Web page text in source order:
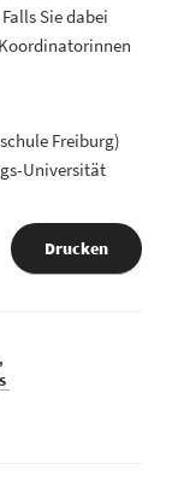
Sie dabei
Freiburg)
Universität
Drucken
,